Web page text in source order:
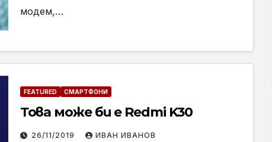
модем,…
FEATURED СМАРТФОНИ
Това може би е Redmi K30
26/11/2019 ИВАН ИВАНОВ